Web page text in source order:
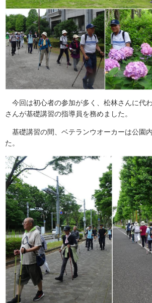
今回は初心者の参加が多く、松林さんに代
さんが基礎講習の指導員を務めました。
基礎講習の間、ベテランウオーカーは公園
た。